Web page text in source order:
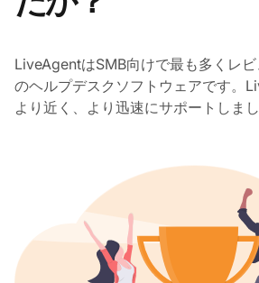
LiveAgentはSMB向けで最も多くレ
のヘルプデスクソフトウェアです。
より近く、より迅速にサポートしまし